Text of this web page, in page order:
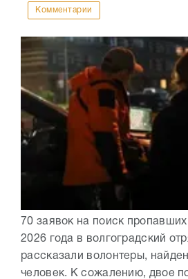
Комментарии
70 заявок на поиск
2026 года в волгоградский
рассказали волонтеры,
человек. К сожалению, двое